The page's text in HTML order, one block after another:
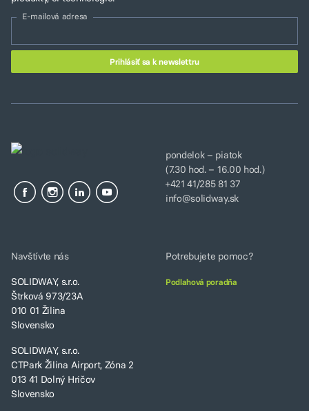
E-mailová adresa
pondelok – piatok
(7.30 hod. – 16.00 hod.)
+421 41/285 81 37
info@solidway.sk
Navštívte nás
SOLIDWAY, s.r.o.
Štrková 973/23A
010 01 Žilina
Slovensko
SOLIDWAY, s.r.o.
CTPark Žilina Airport, Zóna 2
013 41 Dolný Hričov
Slovensko
Potrebujete pomoc?
Podlahová poradňa